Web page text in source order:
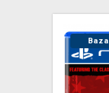
KONTAKT